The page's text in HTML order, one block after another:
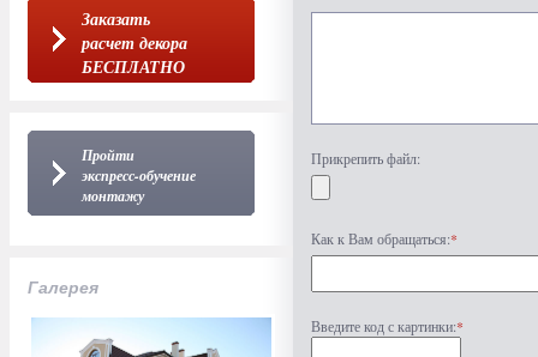
Заказать
расчет декора
БЕСПЛАТНО
Пройти
экспресс-обучение
монтажу
Галерея
Прикрепить файл:
Как к Вам обращаться:*
Введите код с картинки:*